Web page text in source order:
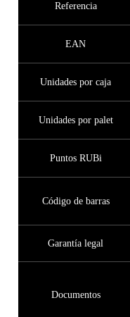
Referencia
EAN
Unidades por caja
Unidades por palet
Puntos RUBi
Código de barras
Garantía legal
Documentos